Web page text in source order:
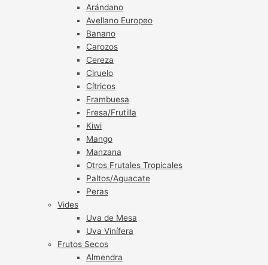
Arándano
Avellano Europeo
Banano
Carozos
Cereza
Ciruelo
Cítricos
Frambuesa
Fresa/Frutilla
Kiwi
Mango
Manzana
Otros Frutales Tropicales
Paltos/Aguacate
Peras
Vides
Uva de Mesa
Uva Vinífera
Frutos Secos
Almendra